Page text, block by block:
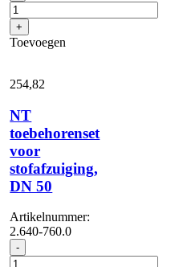
elektrisch
geleidend
voor
NT-
met
bajonetaansluiting
aantal
+
Toevoegen
254,82
NT
toebehorenset
voor
stofafzuiging,
DN 50
Artikelnummer:
2.640-760.0
- NT
toebehorenset